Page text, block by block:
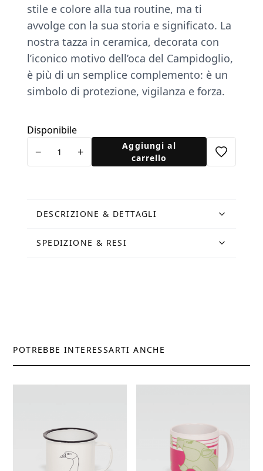
stile e colore alla tua routine, ma ti
avvolge con la sua storia e signiﬁcato. La
nostra tazza in ceramica, decorata con
l’iconico motivo dell’oca del Campidoglio,
è più di un semplice complemento: è un
simbolo di protezione, vigilanza e forza.
Disponibile
− +
Aggiungi al
carrello
DESCRIZIONE & DETTAGLI
SPEDIZIONE & RESI
POTREBBE INTERESSARTI ANCHE